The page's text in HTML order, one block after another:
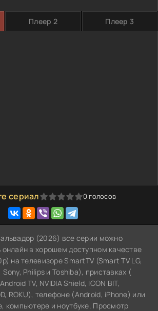
Плеер 2 Плеер 3
сериал
3 4 5 0 голосов
(2026) все серии можно
онлайн в хорошем доступном качестве
на телевизоре SmartTV (Smart TV LG,
Philips и Toshiba), приставках (
TV, NVIDIA Shield, ICON BIT,
ROKU), телефоне (Android, iPhone) или
компьютере и ноутбуке. Просмотр